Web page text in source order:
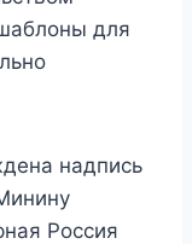
для
надпись
Россия